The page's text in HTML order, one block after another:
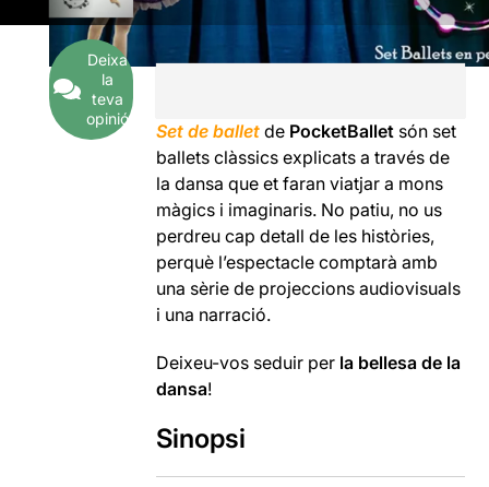
Deixa
la
teva
opinió
Set de ballet de PocketBallet són set
ballets clàssics explicats a través de
la dansa que et faran viatjar a mons
màgics i imaginaris. No patiu, no us
perdreu cap detall de les històries,
perquè l’espectacle comptarà amb
una sèrie de projeccions audiovisuals
i una narració.
Deixeu-vos seduir per la bellesa de la
dansa!
Sinopsi